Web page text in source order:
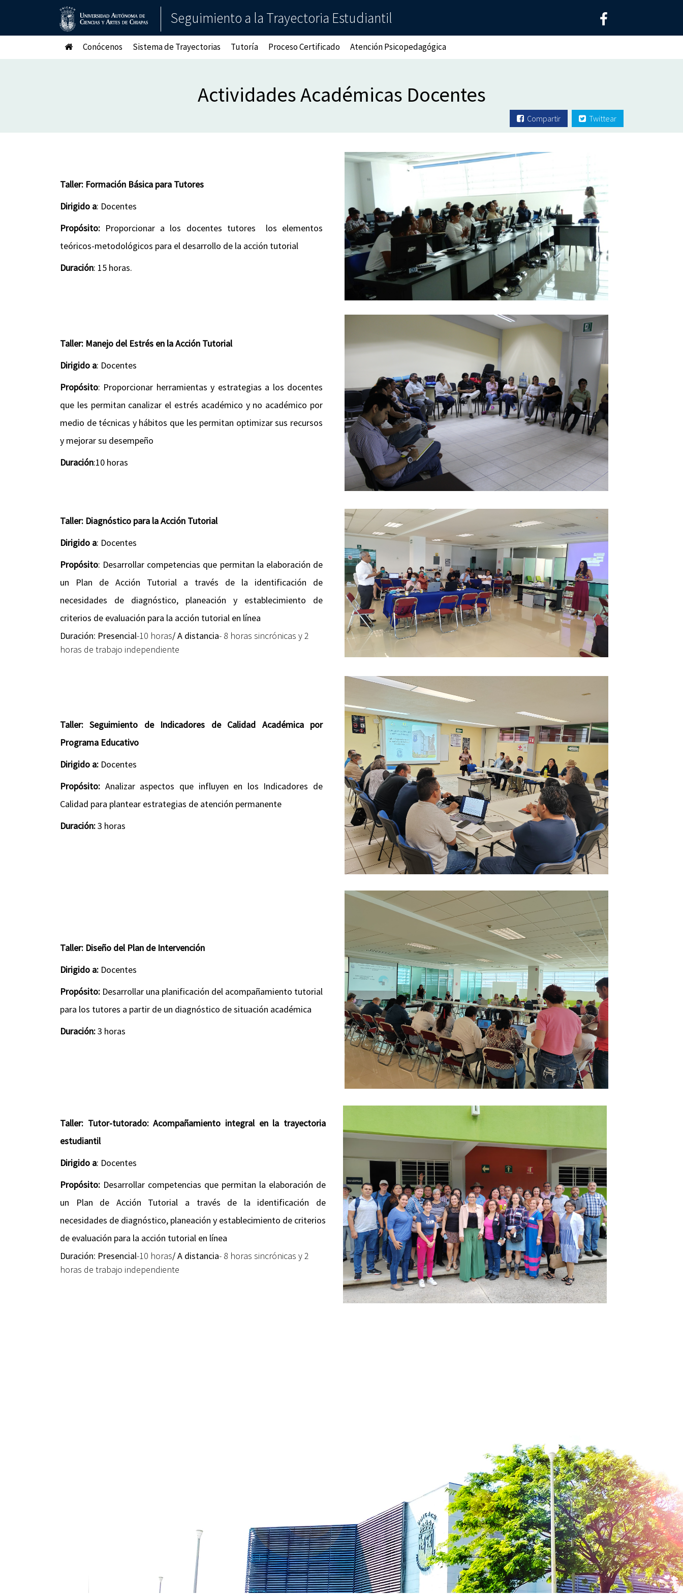
Seguimiento a la Trayectoria Estudiantil
Conócenos Sistema de Trayectorias Tutoría Proceso Certificado Atención Psicopedagógica
Actividades Académicas Docentes
Compartir Twittear
Taller: Formación Básica para Tutores
Dirigido a: Docentes
Propósito: Proporcionar a los docentes tutores los elementos
teóricos-metodológicos para el desarrollo de la acción tutorial
Duración: 15 horas.
Taller: Manejo del Estrés en la Acción Tutorial
Dirigido a: Docentes
Propósito: Proporcionar herramientas y estrategias a los docentes
que les permitan canalizar el estrés académico y no académico por
medio de técnicas y hábitos que les permitan optimizar sus recursos
y mejorar su desempeño
Duración:10 horas
Taller: Diagnóstico para la Acción Tutorial
Dirigido a: Docentes
Propósito: Desarrollar competencias que permitan la elaboración de
un Plan de Acción Tutorial a través de la identificación de
necesidades de diagnóstico, planeación y establecimiento de
criterios de evaluación para la acción tutorial en línea
Duración: Presencial-10 horas/A distancia- 8 horas sincrónicas y 2
horas de trabajo independiente
Taller: Seguimiento de Indicadores de Calidad Académica por
Programa Educativo
Dirigido a: Docentes
Propósito: Analizar aspectos que influyen en los Indicadores de
Calidad para plantear estrategias de atención permanente
Duración:3 horas
Taller: Diseño del Plan de Intervención
Dirigido a: Docentes
Propósito: Desarrollar una planificación del acompañamiento tutorial
para los tutores a partir de un diagnóstico de situación académica
Duración:3 horas
Taller: Tutor-tutorado: Acompañamiento integral en la trayectoria
estudiantil
Dirigido a: Docentes
Propósito: Desarrollar competencias que permitan la elaboración de
un Plan de Acción Tutorial a través de la identificación de
necesidades de diagnóstico, planeación y establecimiento de criterios
de evaluación para la acción tutorial en línea
Duración: Presencial-10 horas/A distancia- 8 horas sincrónicas y 2
horas de trabajo independiente